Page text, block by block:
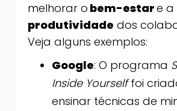
melhorar o bem-estare a
produtividade dos
Veja alguns exemplos:
Google: O programa
Inside Yourselffoi
ensinar técnicas de